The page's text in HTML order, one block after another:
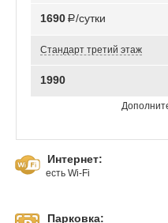
1690 Р/сутки
Стандарт третий этаж
1990
Интернет:
есть Wi-Fi
Парковка: